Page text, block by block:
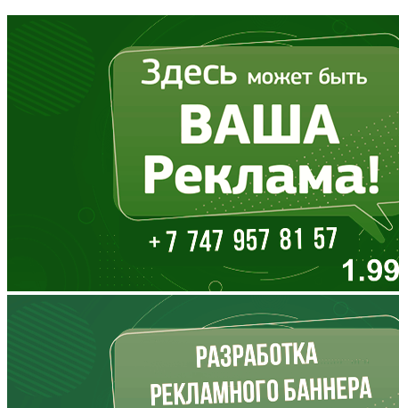
Волгоградская область
Вологодская область
Дагестан
Еврейская АО
Забайкальский край
Запорожская область
Ивановская область
Иркутская область
Кабардино-Балкария